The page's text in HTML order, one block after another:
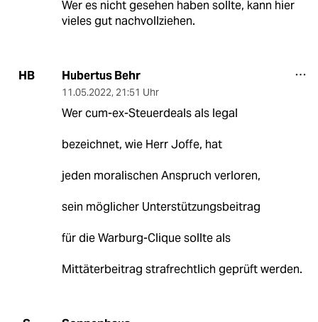
Wer es nicht gesehen haben sollte, kann hier
vieles gut nachvollziehen.
HB Hubertus Behr
11.05.2022, 21:51 Uhr
Wer cum-ex-Steuerdeals als legal
bezeichnet, wie Herr Joffe, hat
jeden moralischen Anspruch verloren,
sein möglicher Unterstützungsbeitrag
für die Warburg-Clique sollte als
Mittäterbeitrag strafrechtlich geprüft werden.